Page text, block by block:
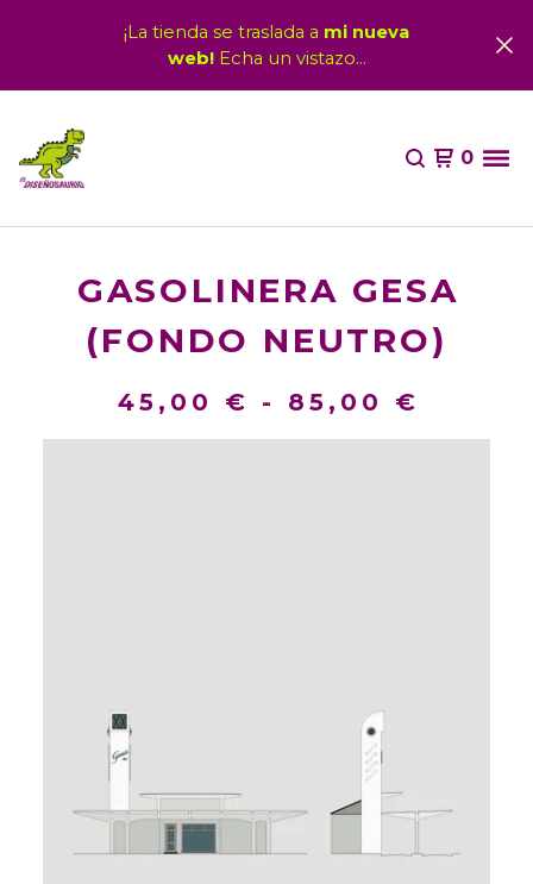
¡La tienda se traslada a mi nueva
web! Echa un vistazo...
0
GASOLINERA GESA
(FONDO NEUTRO)
45,00 € - 85,00 €